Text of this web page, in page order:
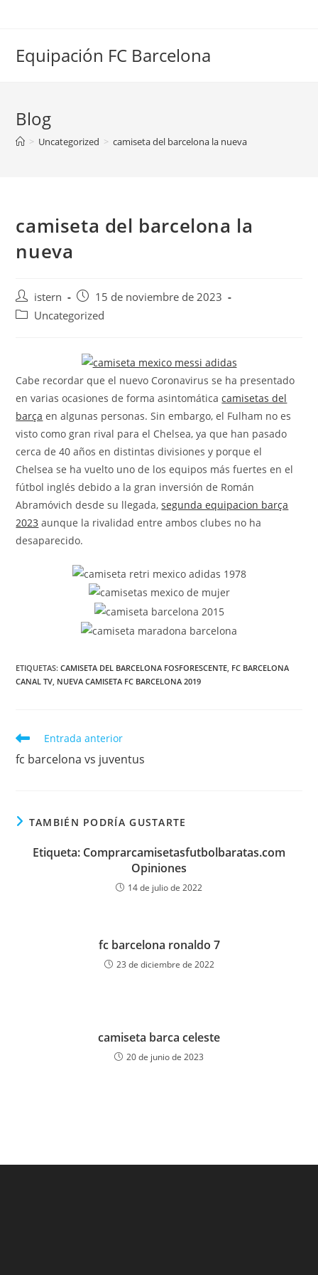
Equipación FC Barcelona
Blog
> Uncategorized > camiseta del barcelona la nueva
camiseta del barcelona la
nueva
Autor
de
istern
Publicación
de
15 de noviembre de 2023
Categoría
Uncategorized
Cabe recordar que el nuevo Coronavirus se ha presentado
en varias ocasiones de forma asintomáticacamisetas del
barça en algunas personas. Sin embargo, el Fulham no es
visto como gran rival para el Chelsea, ya que han pasado
cerca de 40 años en distintas divisiones y porque el
Chelsea se ha vuelto uno de los equipos más fuertes en el
fútbol inglés debido a la gran inversión de Román
Abramóvich desde su llegada,segunda equipacion barça
2023 aunque la rivalidad entre ambos clubes no ha
desaparecido.
ETIQUETAS:CAMISETA DEL BARCELONA FOSFORESCENTE FC BARCELONA
CANAL TV NUEVA CAMISETA FC BARCELONA 2019
Leer
artículos
Entrada anterior
fc barcelona vs juventus
TAMBIÉN PODRÍA GUSTARTE
Etiqueta: Comprarcamisetasfutbolbaratas.com
Opiniones
14 de julio de 2022
fc barcelona ronaldo 7
23 de diciembre de 2022
camiseta barca celeste
20 de junio de 2023